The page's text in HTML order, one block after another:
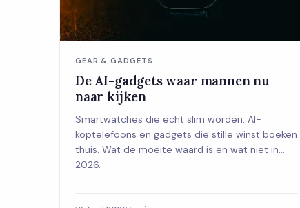
GEAR & GADGETS
De AI-gadgets waar mannen nu
naar kijken
Smartwatches die echt slim worden, AI-
koptelefoons en gadgets die stille winst boeken
thuis. Wat de moeite waard is en wat niet in
2026.